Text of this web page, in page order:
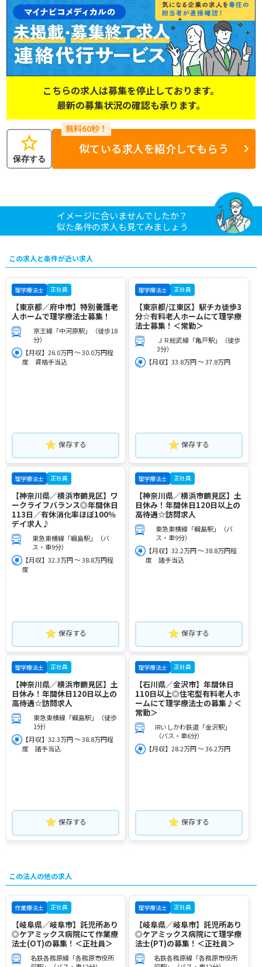
こちらの求人は募集を停止しております。
最新の募集状況の確認も承ります。
star
保存する
似ている求人を紹介してもらう
イメージに合いませんでしたか？
似た条件の求人も見てみましょう
この求人と条件が近い求人
理学療法士 正社員
【東京都／府中市】特別養護老
人ホームで理学療法士募集！
京王線「中河原駅」（徒歩18
分）
【月収】26.0万円 ～ 30.0万円程
度 資格手当込
保存する
理学療法士 正社員
【東京都/江東区】駅チカ徒歩3
分☆有料老人ホームにて理学療
法士募集！＜常勤＞
ＪＲ総武線「亀戸駅」（徒歩
3分）
【月収】33.8万円 ～ 37.8万円
保存する
理学療法士 正社員
【神奈川県／横浜市鶴見区】ワ
ークライフバランス◎年間休日
113日／有休消化率ほぼ100％
デイ求人♪
東急東横線「綱島駅」（バ
ス・車9分）
【月収】32.3万円 ～ 38.8万円程
度
保存する
理学療法士 正社員
【神奈川県／横浜市鶴見区】土
日休み！年間休日120日以上の
高待遇☆訪問求人
東急東横線「綱島駅」（バ
ス・車9分）
【月収】32.2万円 ～ 38.8万円程
度 諸手当込
保存する
理学療法士 正社員
【神奈川県／横浜市鶴見区】土
日休み！年間休日120日以上の
高待遇☆訪問求人
東急東横線「綱島駅」（徒歩
1分）
【月収】32.3万円 ～ 38.8万円程
度 諸手当込
保存する
理学療法士 正社員
【石川県／金沢市】年間休日
110日以上◎住宅型有料老人ホ
ームにて理学療法士の募集♪＜
常勤＞
IRいしかわ鉄道「金沢駅」
（バス・車6分）
【月収】28.2万円 ～ 36.2万円
保存する
この法人の他の求人
作業療法士 正社員
【岐阜県／岐阜市】託児所あり
◎ケアミックス病院にて作業療
法士(OT)の募集！＜正社員＞
名鉄各務原線「各務原市役所
理学療法士 正社員
【岐阜県／岐阜市】託児所あり
◎ケアミックス病院にて理学療
法士(PT)の募集！＜正社員＞
名鉄各務原線「各務原市役所